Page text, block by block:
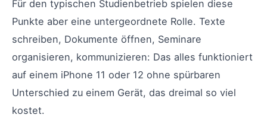
Für den typischen Studienbetrieb spielen diese
Punkte aber eine untergeordnete Rolle. Texte
schreiben, Dokumente öffnen, Seminare
organisieren, kommunizieren: Das alles funktioniert
auf einem iPhone 11 oder 12 ohne spürbaren
Unterschied zu einem Gerät, das dreimal so viel
kostet.